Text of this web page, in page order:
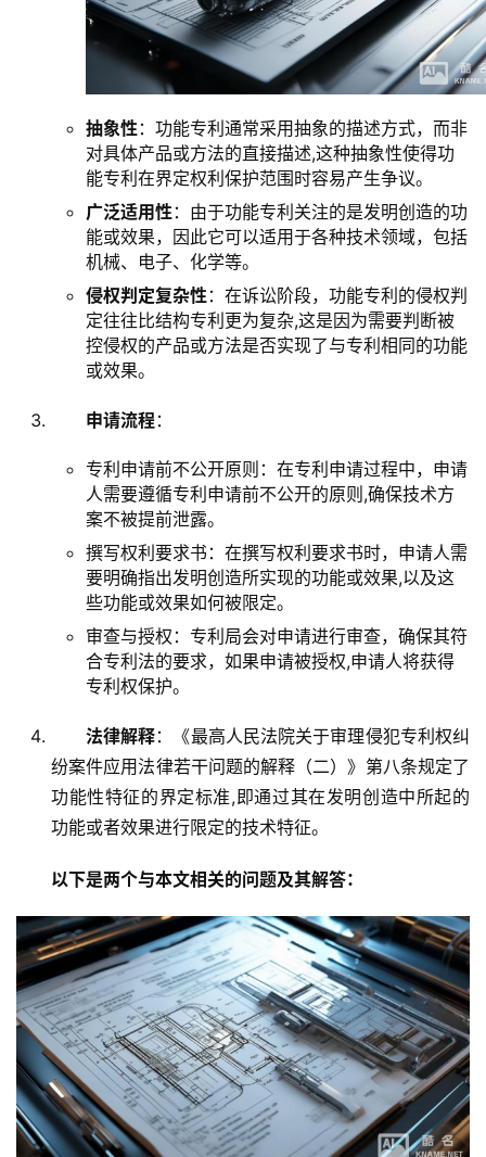
抽象性 ：功能专利通常采用抽象的描述方式，而非
对具体产品或方法的直接描述,这种抽象性使得功
能专利在界定权利保护范围时容易产生争议。
广泛适用性 ：由于功能专利关注的是发明创造的功
能或效果，因此它可以适用于各种技术领域，包括
机械、电子、化学等。
侵权判定复杂性 ：在诉讼阶段，功能专利的侵权判
定往往比结构专利更为复杂,这是因为需要判断被
控侵权的产品或方法是否实现了与专利相同的功能
或效果。
申请流程：
专利申请前不公开原则：在专利申请过程中，申请
人需要遵循专利申请前不公开的原则,确保技术方
案不被提前泄露。
撰写权利要求书：在撰写权利要求书时，申请人需
要明确指出发明创造所实现的功能或效果,以及这
些功能或效果如何被限定。
审查与授权：专利局会对申请进行审查，确保其符
合专利法的要求，如果申请被授权,申请人将获得
专利权保护。
法律解释：《最高人民法院关于审理侵犯专利权纠
纷案件应用法律若干问题的解释（二）》第八条规定了
功能性特征的界定标准,即通过其在发明创造中所起的
功能或者效果进行限定的技术特征。
以下是两个与本文相关的问题及其解答：